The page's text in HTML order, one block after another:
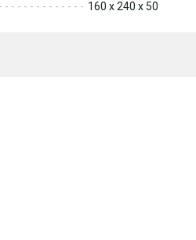
160 x 240 x 50